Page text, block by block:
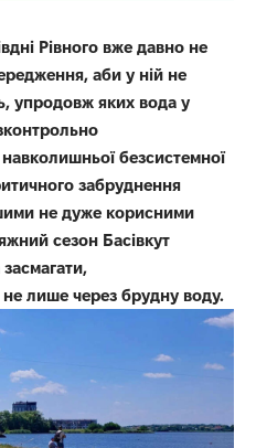
Рівного вже давно не
аби у ній не
упродовж яких вода у
безсистемної
забруднення
не дуже корисними
сезон Басівкут
не лише через брудну воду.